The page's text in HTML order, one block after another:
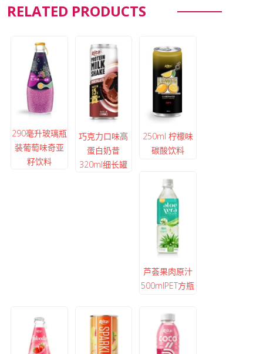
RELATED PRODUCTS
290毫升玻璃瓶
装葡萄味奇亚
籽饮料
巧克力口味高
蛋白奶昔
320ml细长罐
250ml 柠檬味
碳酸饮料
芦荟果肉原汁
500mlPET方瓶